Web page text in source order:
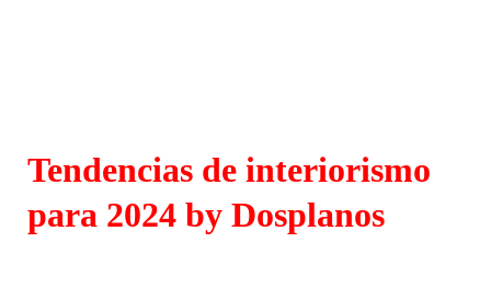
Tendencias de interiorismo
para 2024 by Dosplanos